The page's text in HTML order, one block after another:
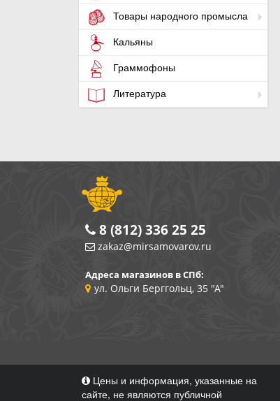
Товары народного промысла
Кальяны
Граммофоны
Литература
8 (812) 336 25 25
zakaz@mirsamovarov.ru
Адреса магазинов в СПб:
ул. Ольги Берггольц, 35 "А"
Цены и информация, указанные на
сайте, не являются публичной